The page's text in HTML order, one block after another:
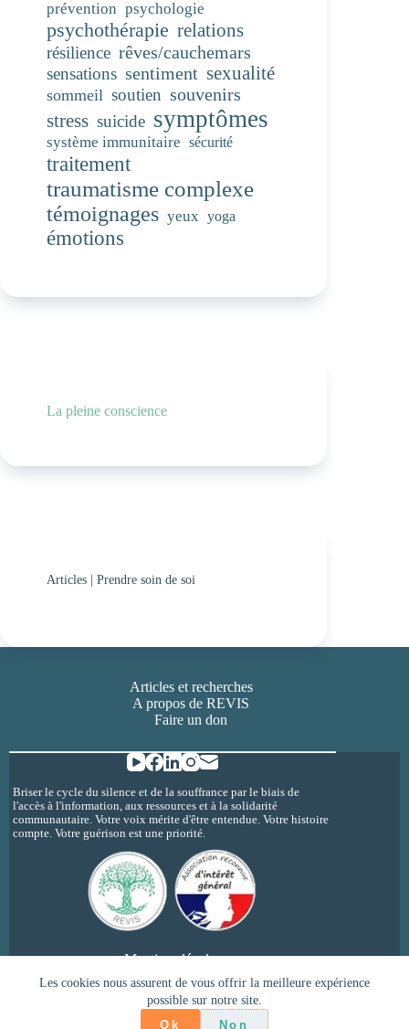
Les cookies nous assurent de vous offrir la meilleure expérience
possible sur notre site.
Ok
Non
prévention psychologie
psychothérapie relations
résilience rêves/cauchemars
sensations sentiment sexualité
sommeil soutien souvenirs
stress suicide symptômes
système immunitaire sécurité
traitement
traumatisme complexe
témoignages yeux yoga
émotions
La pleine conscience
Articles | Prendre soin de soi
Articles et recherches
A propos de REVIS
Faire un don
Briser le cycle du silence et de la souffrance par le biais de
l'accès à l'information, aux ressources et à la solidarité
communautaire. Votre voix mérite d'être entendue. Votre histoire
compte. Votre guérison est une priorité.
Mentions légales
Politique de confidentialité
Copyright © 2026 - REVIS - inceste et
psychotraumatisme @revisherault